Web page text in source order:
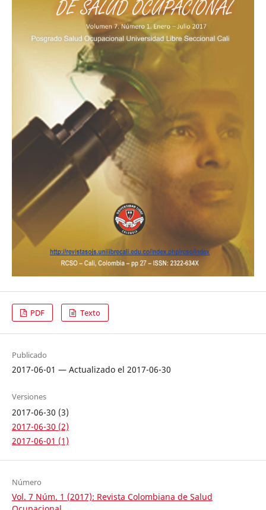
PDF Texto
Publicado
2017-06-01 — Actualizado el 2017-06-30
Versiones
2017-06-30 (3)
2017-06-30 (2)
2017-06-01 (1)
Número
Vol. 7 Núm. 1 (2017): Revista Colombiana de Salud